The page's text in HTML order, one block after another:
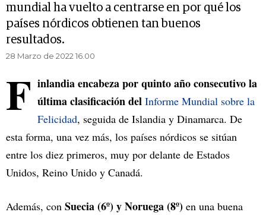
mundial ha vuelto a centrarse en por qué los
países nórdicos obtienen tan buenos
resultados.
28 Marzo de 2022 16.00
F inlandia encabeza por quinto año consecutivo la
última clasificación del Informe Mundial sobre la
Felicidad, seguida de Islandia y Dinamarca. De
esta forma, una vez más, los países nórdicos se sitúan
entre los diez primeros, muy por delante de Estados
Unidos, Reino Unido y Canadá.
Además, con Suecia (6º) y Noruega (8º) en una buena